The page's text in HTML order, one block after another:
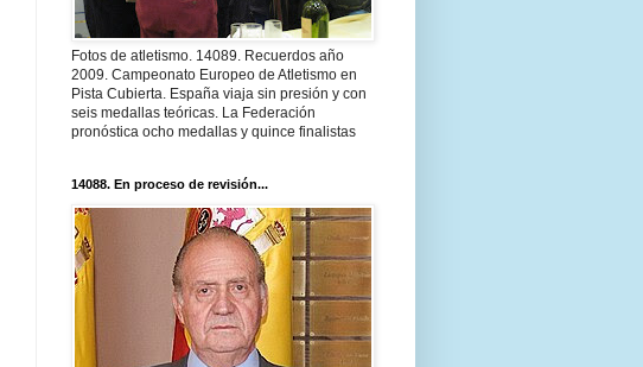
Fotos de atletismo. 14089. Recuerdos año
2009. Campeonato Europeo de Atletismo en
Pista Cubierta. España viaja sin presión y con
seis medallas teóricas. La Federación
pronóstica ocho medallas y quince finalistas
14088. En proceso de revisión...